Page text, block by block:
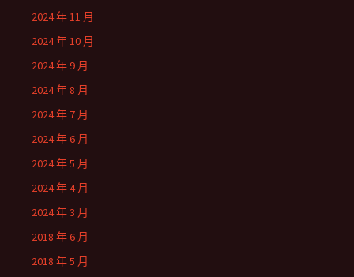
2024 年 11 月
2024 年 10 月
2024 年 9 月
2024 年 8 月
2024 年 7 月
2024 年 6 月
2024 年 5 月
2024 年 4 月
2024 年 3 月
2018 年 6 月
2018 年 5 月